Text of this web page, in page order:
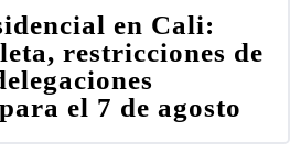
en Cali:
restricciones de
el 7 de agosto